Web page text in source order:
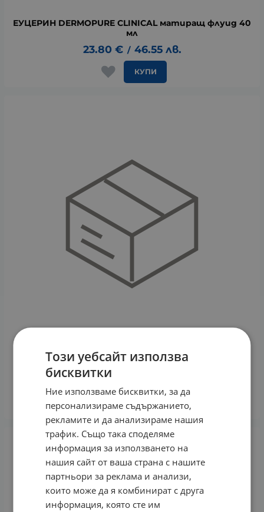
ЕУЦЕРИН DERMOPURE CLINICAL матиращ флуид 40
мл
23.80 € / 46.55 лв.
КУПИ
ЕУЦЕРИН ДЕРМОПЮР КЛИНИКЪЛ ТОНИК 200 мл
18.60
КУПИ
Този уебсайт използва
бисквитки
Ние използваме бисквитки, за да
персонализираме съдържанието,
рекламите и да анализираме нашия
трафик. Също така споделяме
информация за използването на
нашия сайт от ваша страна с нашите
партньори за реклама и анализи,
които може да я комбинират с друга
информация, която сте им